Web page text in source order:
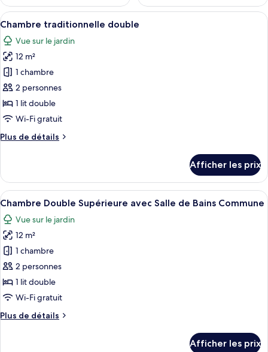
Afficher
toutes
les
photos
pour
ce
type
de
chambre :
Chambre
Un lit bien fait, avec des oreillers,
7
Chambre traditionnelle double
Vue sur le jardin
12 m²
1 chambre
2 personnes
1 lit double
Wi-Fi gratuit
Plus de détails
Plus
Chambre
traditionnelle
double
Afficher les prix
Afficher
toutes
les
photos
pour
ce
type
de
chambre :
Chambre
Une chambre d’hôtel avec un lit,
7
Chambre Double Supérieure avec Salle de Bains Commune
Vue sur le jardin
12 m²
1 chambre
2 personnes
1 lit double
Wi-Fi gratuit
Plus de détails
Plus
Afficher les prix